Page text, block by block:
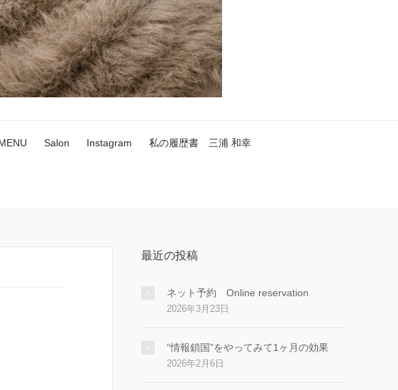
Salon Instagram 私の履歴書 三浦 和幸
最近の投稿
ネット予約 Online reservation
2026年3月23日
“情報鎖国”をやってみて1ヶ月の効果
2026年2月6日